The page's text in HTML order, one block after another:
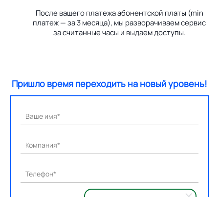
После вашего платежа абонентской платы (min
платеж — за 3 месяца), мы разворачиваем сервис
за считанные часы и выдаем доступы.
Пришло время переходить на новый уровень!
Ваше имя*
Компания*
Телефон*